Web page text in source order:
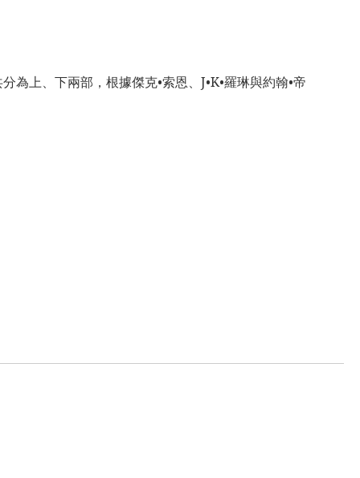
上、下兩部，根據傑克•索恩、J•K•羅琳與約翰•帝